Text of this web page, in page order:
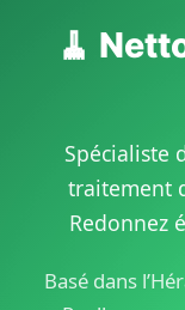
🧹
Spécialiste
traitement
Redonnez
Basé dans